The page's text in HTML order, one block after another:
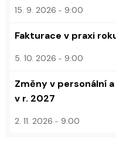
15. 9. 2026 9:00
Fakturace v praxi
5. 10. 2026 9:00
Změny v personální
v r. 2027
2. 11. 2026 9:00